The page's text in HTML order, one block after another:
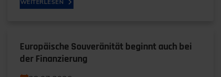
WEITERLESEN
Europäische Souveränität beginnt auch bei
der Finanzierung